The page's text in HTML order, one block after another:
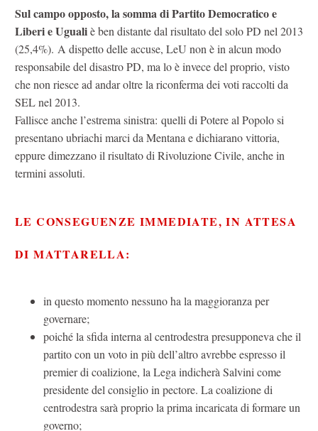
Sul campo opposto, la somma di Partito Democratico e
Liberi e Ugualiè ben distante dal risultato del solo PD nel 2013
(25,4%). A dispetto delle accuse, LeU non è in alcun modo
responsabile del disastro PD, ma lo è invece del proprio, visto
che non riesce ad andar oltre la riconferma dei voti raccolti da
SEL nel 2013.
Fallisce anche l’estrema sinistra: quelli di Potere al Popolo si
presentano ubriachi marci da Mentana e dichiarano vittoria,
eppure dimezzano il risultato di Rivoluzione Civile, anche in
termini assoluti.
LE CONSEGUENZE IMMEDIATE, IN ATTESA
DI MATTARELLA:
in questo momento nessuno ha la maggioranza per
governare;
poiché la sfida interna al centrodestra presupponeva che il
partito con un voto in più dell’altro avrebbe espresso il
premier di coalizione, la Lega indicherà Salvini come
presidente del consiglio in pectore. La coalizione di
centrodestra sarà proprio la prima incaricata di formare un
governo;